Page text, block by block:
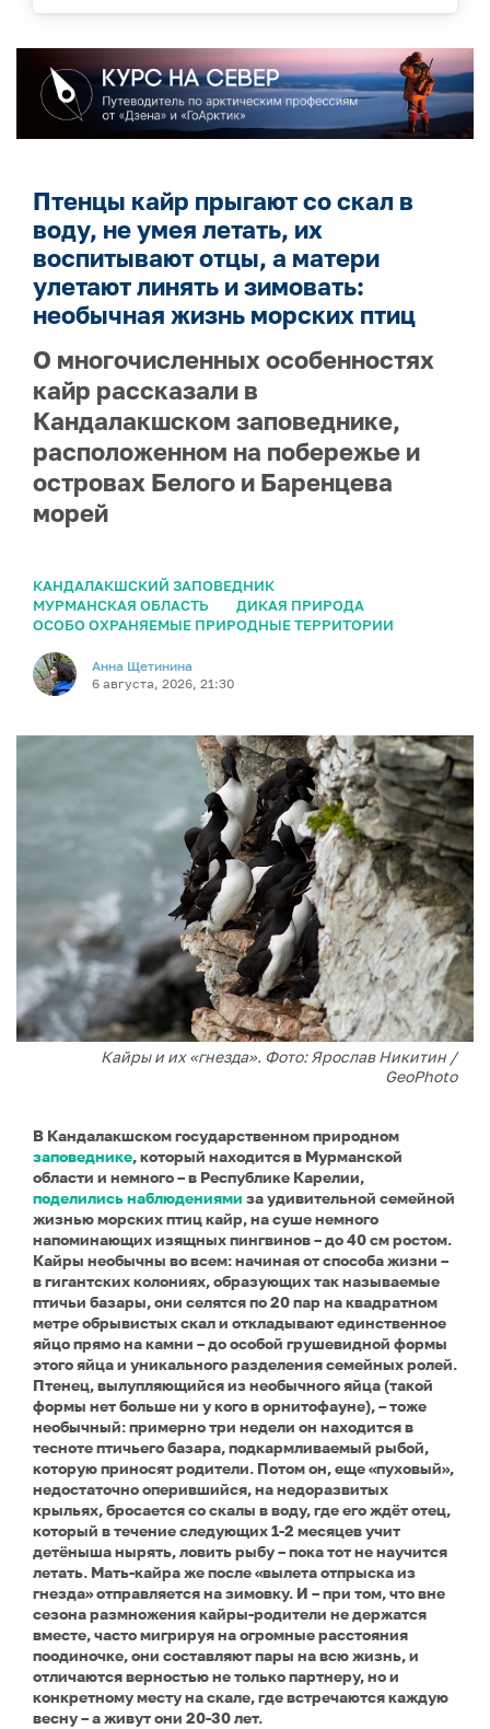
Птенцы кайр прыгают со скал в
воду, не умея летать, их
воспитывают отцы, а матери
улетают линять и зимовать:
необычная жизнь морских птиц
О многочисленных особенностях
кайр рассказали в
Кандалакшском заповеднике,
расположенном на побережье и
островах Белого и Баренцева
морей
КАНДАЛАКШСКИЙ ЗАПОВЕДНИК
МУРМАНСКАЯ ОБЛАСТЬ
ДИКАЯ ПРИРОДА
ОСОБО ОХРАНЯЕМЫЕ ПРИРОДНЫЕ ТЕРРИТОРИИ
Анна Щетинина
6 августа, 2026, 21:30
Кайры и их «гнезда». Фото: Ярослав Никитин /
GeoPhoto
В Кандалакшском государственном природном
заповеднике, который находится в Мурманской
области и немного – в Республике Карелии,
поделились наблюдениями за удивительной семейной
жизнью морских птиц кайр, на суше немного
напоминающих изящных пингвинов – до 40 см ростом.
Кайры необычны во всем: начиная от способа жизни –
в гигантских колониях, образующих так называемые
птичьи базары, они селятся по 20 пар на квадратном
метре обрывистых скал и откладывают единственное
яйцо прямо на камни – до особой грушевидной формы
этого яйца и уникального разделения семейных ролей.
Птенец, вылупляющийся из необычного яйца (такой
формы нет больше ни у кого в орнитофауне), – тоже
необычный: примерно три недели он находится в
тесноте птичьего базара, подкармливаемый рыбой,
которую приносят родители. Потом он, еще «пуховый»,
недостаточно оперившийся, на недоразвитых
крыльях, бросается со скалы в воду, где его ждёт отец,
который в течение следующих 1-2 месяцев учит
детёныша нырять, ловить рыбу – пока тот не научится
летать. Мать-кайра же после «вылета отпрыска из
гнезда» отправляется на зимовку. И – при том, что вне
сезона размножения кайры-родители не держатся
вместе, часто мигрируя на огромные расстояния
поодиночке, они составляют пары на всю жизнь, и
отличаются верностью не только партнеру, но и
конкретному месту на скале, где встречаются каждую
весну – а живут они 20-30 лет.